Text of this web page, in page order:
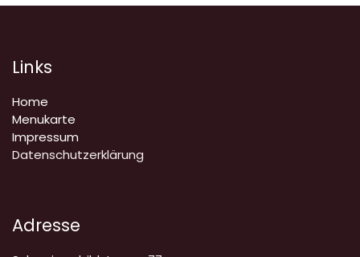
Links
Home
Menukarte
Impressum
Datenschutzerklärung
Adresse